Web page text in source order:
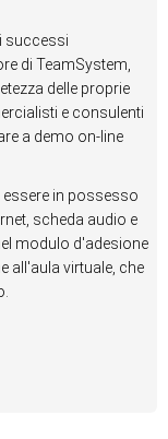
successi
di TeamSystem,
delle proprie
e consulenti
a demo on-line
essere in possesso
scheda audio e
modulo d'adesione
all'aula virtuale, che